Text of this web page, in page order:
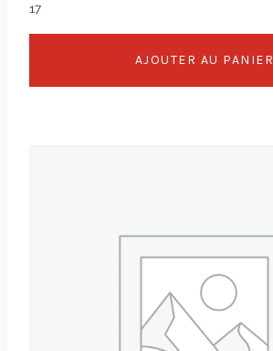
17
AJOUTER AU PANIER